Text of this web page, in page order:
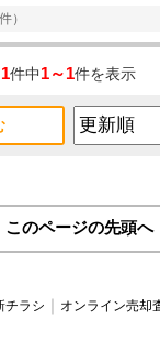
）
1件中1～1件を表示
このページの先頭へ
チラシ オンライン売却